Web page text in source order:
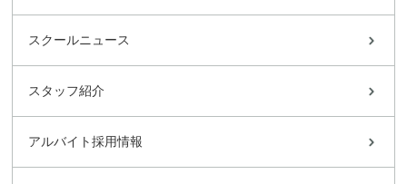
スクールニュース
スタッフ紹介
アルバイト採用情報